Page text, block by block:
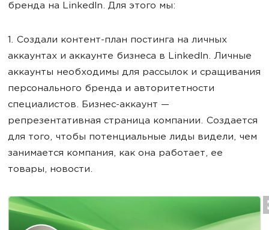
бренда на LinkedIn. Для этого мы:
1. Создали контент-план постинга на личных
аккаунтах и аккаунте бизнеса в LinkedIn. Личные
аккаунты необходимы для рассылок и сращивания
персонального бренда и авторитетности
специалистов. Бизнес-аккаунт —
репрезентативная страница компании. Создается
для того, чтобы потенциальные лиды видели, чем
занимается компания, как она работает, ее
товары, новости.